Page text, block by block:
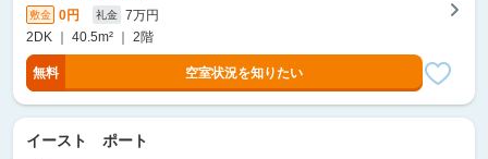
敷金 0円 礼金
7万円
2DK ｜ 40.5m² ｜ 2階
無料 空室状況を知りたい
イースト ポート